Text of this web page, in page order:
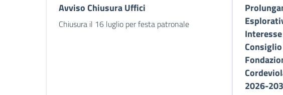
Avviso Chiusura Uffici
Chiusura il 16 luglio per festa patronale
2026-